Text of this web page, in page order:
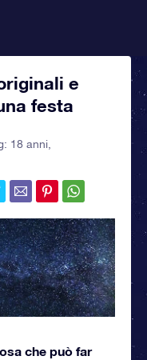
e
festa
18 anni,
che può far